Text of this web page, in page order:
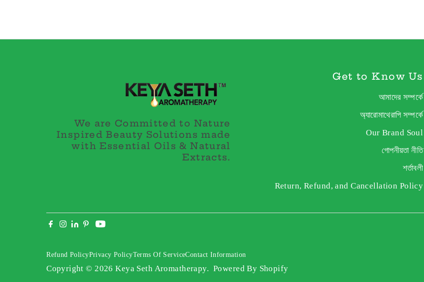
We are Committed to Nature
Inspired Beauty Solutions made
with Essential Oils & Natural
Extracts.
Get to Know Us
আমাদের সম্পর্কে
অ্যারোমাথেরাপি সম্পর্কে
Our Brand Soul
গোপনীয়তা নীতি
শর্তাবলী
Return, Refund, and Cancellation Policy
Refund PolicyPrivacy PolicyTerms Of ServiceContact Information
Copyright © 2026Keya Seth Aromatherapy. Powered By Shopify